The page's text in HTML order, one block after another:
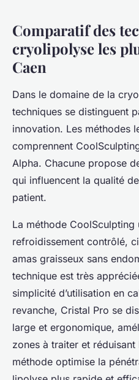
Comparatif des
cryolipolyse les
Caen
Dans le domaine de la
techniques se distinguent
innovation. Les méthodes
comprennent
Alpha. Chacune propose
qui influencent la qualité
patient.
La méthode
refroidissement contrôlé,
amas graisseux sans
technique est très
simplicité d’utilisation en
revanche, Cristal Pro se
large et ergonomique,
zones à traiter et
méthode optimise la